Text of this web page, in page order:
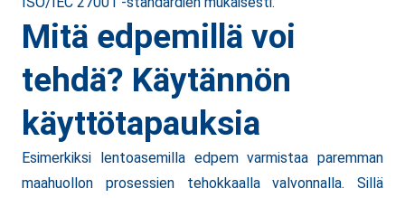
Mitä edpemillä voi
tehdä? Käytännön
käyttötapauksia
Esimerkiksi lentoasemilla edpem varmistaa paremman
maahuollon prosessien tehokkaalla valvonnalla. Sillä